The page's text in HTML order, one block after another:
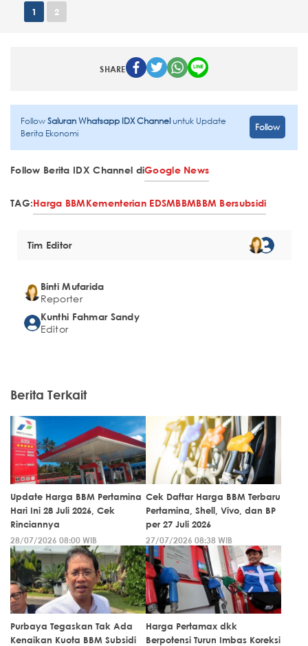
1 2
SHARE
FollowSaluran Whatsapp IDX Channeluntuk Update
Berita Ekonomi
Follow
Follow Berita IDX Channel diGoogle News
TAG:Harga BBMKementerian EDSMBBMBBM Bersubsidi
Tim Editor
Binti Mufarida
Reporter
Kunthi Fahmar Sandy
Editor
Berita Terkait
Update Harga BBM Pertamina
Hari Ini 28 Juli 2026, Cek
Rinciannya
28/07/2026 08:00 WIB
Cek Daftar Harga BBM Terbaru
Pertamina, Shell, Vivo, dan BP
per 27 Juli 2026
27/07/2026 08:38 WIB
Purbaya Tegaskan Tak Ada
Kenaikan Kuota BBM Subsidi
Harga Pertamax dkk
Berpotensi Turun Imbas Koreksi